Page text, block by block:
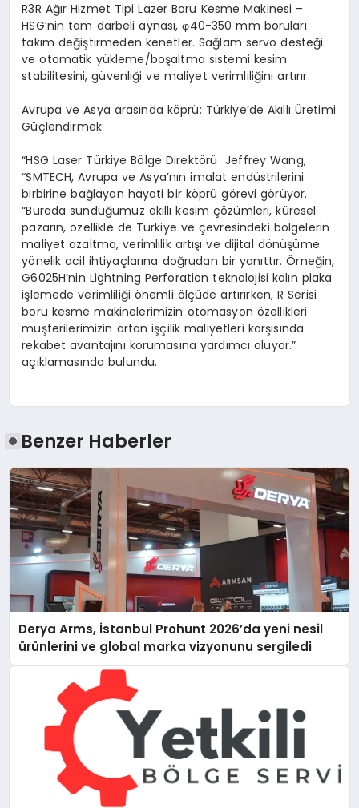
R3R Ağır Hizmet Tipi Lazer Boru Kesme Makinesi –
HSG’nin tam darbeli aynası, φ40-350 mm boruları
takım değiştirmeden kenetler. Sağlam servo desteği
ve otomatik yükleme/boşaltma sistemi kesim
stabilitesini, güvenliği ve maliyet verimliliğini artırır.
Avrupa ve Asya arasında köprü: Türkiye’de Akıllı Üretimi
Güçlendirmek
“HSG Laser Türkiye Bölge Direktörü Jeffrey Wang,
“SMTECH, Avrupa ve Asya’nın imalat endüstrilerini
birbirine bağlayan hayati bir köprü görevi görüyor.
“Burada sunduğumuz akıllı kesim çözümleri, küresel
pazarın, özellikle de Türkiye ve çevresindeki bölgelerin
maliyet azaltma, verimlilik artışı ve dijital dönüşüme
yönelik acil ihtiyaçlarına doğrudan bir yanıttır. Örneğin,
G6025H’nin Lightning Perforation teknolojisi kalın plaka
işlemede verimliliği önemli ölçüde artırırken, R Serisi
boru kesme makinelerimizin otomasyon özellikleri
müşterilerimizin artan işçilik maliyetleri karşısında
rekabet avantajını korumasına yardımcı oluyor.”
açıklamasında bulundu.
Benzer Haberler
Derya Arms, İstanbul Prohunt 2026’da yeni nesil
ürünlerini ve global marka vizyonunu sergiledi